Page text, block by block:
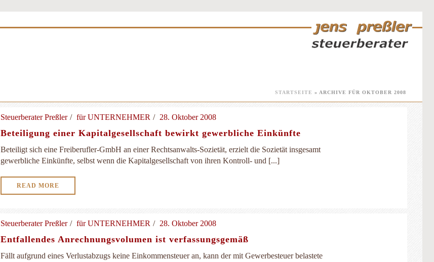
STARTSEITE » ARCHIVE FÜR OKTOBER 2008
Steuerberater Preßler für UNTERNEHMER 28. Oktober 2008
Beteiligung einer Kapitalgesellschaft bewirkt gewerbliche Einkünfte
Beteiligt sich eine Freiberufler-GmbH an einer Rechtsanwalts-Sozietät, erzielt die Sozietät insgesamt
gewerbliche Einkünfte, selbst wenn die Kapitalgesellschaft von ihren Kontroll- und [...]
READ MORE
Steuerberater Preßler für UNTERNEHMER 28. Oktober 2008
Entfallendes Anrechnungsvolumen ist verfassungsgemäß
Fällt aufgrund eines Verlustabzugs keine Einkommensteuer an, kann der mit Gewerbesteuer belastete